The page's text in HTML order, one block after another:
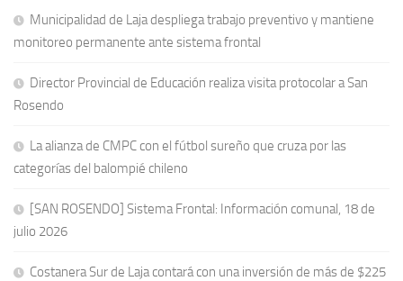
Municipalidad de Laja despliega trabajo preventivo y mantiene
monitoreo permanente ante sistema frontal
Director Provincial de Educación realiza visita protocolar a San
Rosendo
La alianza de CMPC con el fútbol sureño que cruza por las
categorías del balompié chileno
[SAN ROSENDO] Sistema Frontal: Información comunal, 18 de
julio 2026
Costanera Sur de Laja contará con una inversión de más de $225